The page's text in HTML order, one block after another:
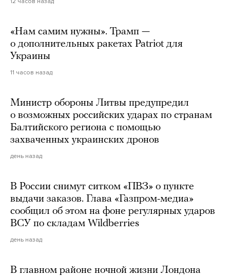
«Нам самим нужны». Трамп —
о дополнительных ракетах Patriot для
Украины
11 часов назад
Министр обороны Литвы предупредил
о возможных российских ударах по странам
Балтийского региона с помощью
захваченных украинских дронов
день назад
В России снимут ситком «ПВЗ» о пункте
выдачи заказов. Глава «Газпром-медиа»
сообщил об этом на фоне регулярных ударов
ВСУ по складам Wildberries
день назад
В главном районе ночной жизни Лондона